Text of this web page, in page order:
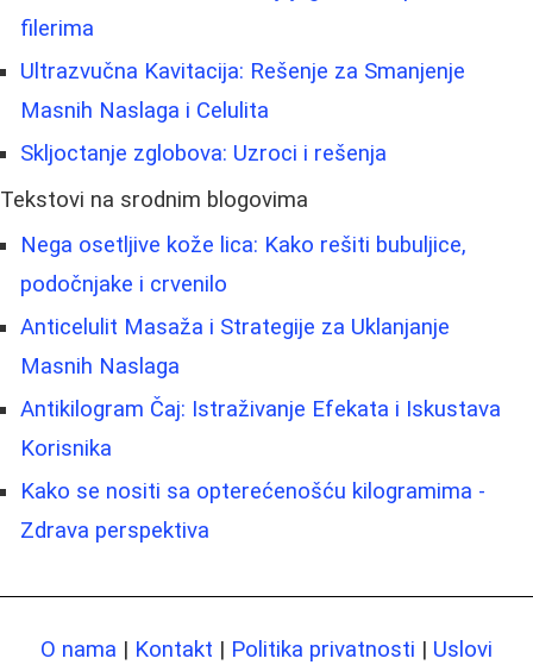
filerima
Ultrazvučna Kavitacija: Rešenje za Smanjenje
Masnih Naslaga i Celulita
Skljoctanje zglobova: Uzroci i rešenja
Tekstovi na srodnim blogovima
Nega osetljive kože lica: Kako rešiti bubuljice,
podočnjake i crvenilo
Anticelulit Masaža i Strategije za Uklanjanje
Masnih Naslaga
Antikilogram Čaj: Istraživanje Efekata i Iskustava
Korisnika
Kako se nositi sa opterećenošću kilogramima -
Zdrava perspektiva
O nama | Kontakt | Politika privatnosti | Uslovi